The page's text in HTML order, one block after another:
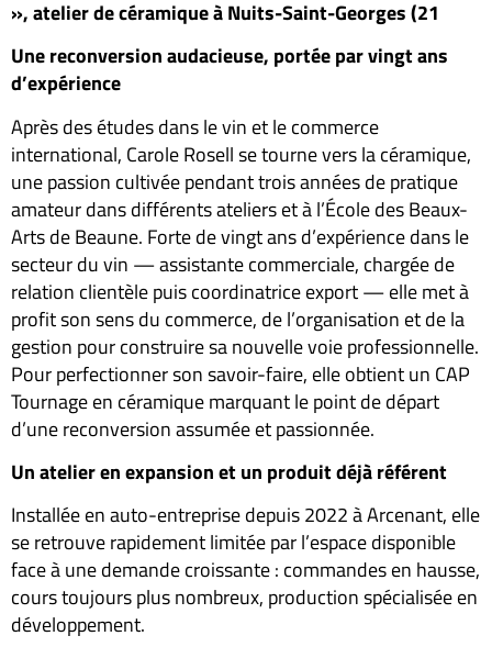
»,atelier de céramique à Nuits-Saint-Georges (21
Une reconversion audacieuse, portée par vingt ans
d’expérience
Après des études dans le vin et le commerce
international, Carole Rosell se tourne vers la céramique,
une passion cultivée pendant trois années de pratique
amateur dans différents ateliers et à l’École des Beaux-
Arts de Beaune. Forte de vingt ans d’expérience dans le
secteur du vin — assistante commerciale, chargée de
relation clientèle puis coordinatrice export — elle met à
profit son sens du commerce, de l’organisation et de la
gestion pour construire sa nouvelle voie professionnelle.
Pour perfectionner son savoir-faire, elle obtient un CAP
Tournage en céramique marquant le point de départ
d’une reconversion assumée et passionnée.
Un atelier en expansion et un produit déjà référent
Installée en auto-entreprise depuis 2022 à Arcenant, elle
se retrouve rapidement limitée par l’espace disponible
face à une demande croissante : commandes en hausse,
cours toujours plus nombreux, production spécialisée en
développement.